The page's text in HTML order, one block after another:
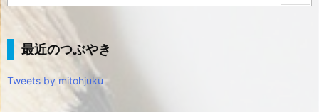
最近のつぶやき
Tweets by mitohjuku